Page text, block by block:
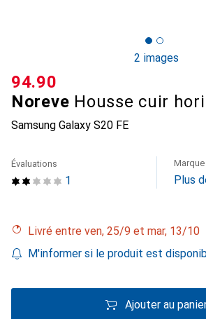
2 images
Noreve Housse cuir
Samsung Galaxy S20 FE
CHF
94.90
1
Évaluations Marque
Plus
Livré entre ven, 25/9 et mar, 13/10
M'informer si le produit est
Ajouter au